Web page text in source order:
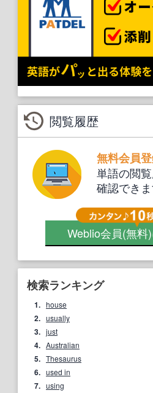
閲覧履歴
無料会員
単語の閲
確認できま
Weblio会員(無料)
検索ランキング
1. house
2. usually
3. just
4. Australian
5. Thesaurus
6. used in
7. using